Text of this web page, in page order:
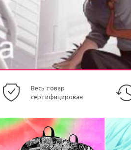
Весь товар
сертифицирован